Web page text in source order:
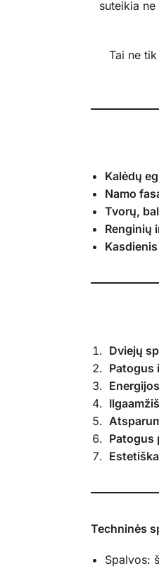
suteikia
Tai ne
Kalėdų
Namo
Tvorų,
Renginių
Dviejų
Patogus
Patogus
Techninės
Spalvos: